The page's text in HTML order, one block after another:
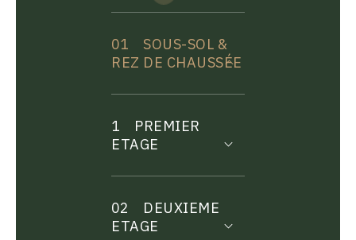
01
SOUS-SOL &
REZ DE CHAUSSÉE
1
PREMIER
ETAGE
02
DEUXIEME
ETAGE